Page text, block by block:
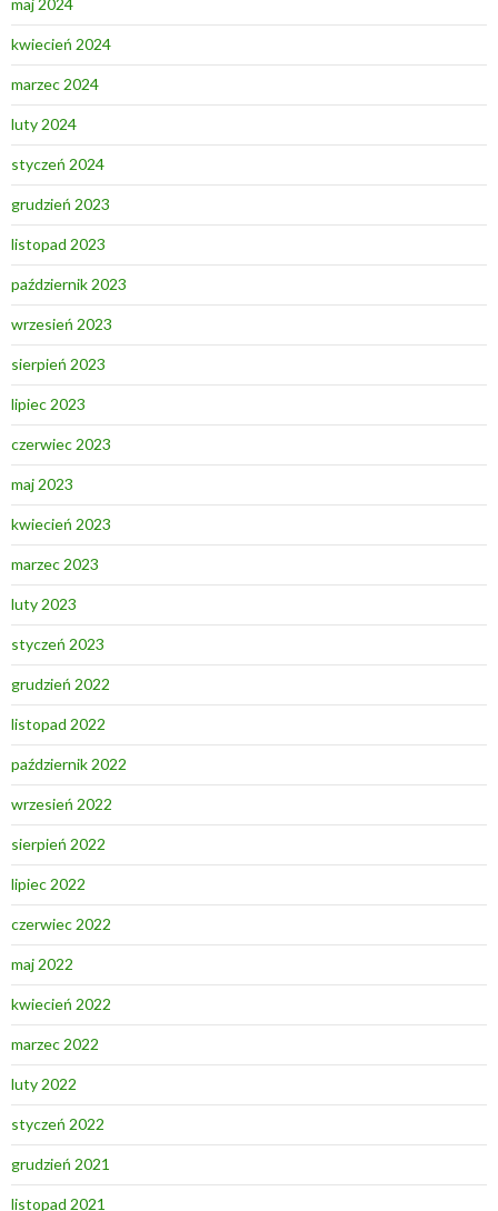
maj 2024
kwiecień 2024
marzec 2024
luty 2024
styczeń 2024
grudzień 2023
listopad 2023
październik 2023
wrzesień 2023
sierpień 2023
lipiec 2023
czerwiec 2023
maj 2023
kwiecień 2023
marzec 2023
luty 2023
styczeń 2023
grudzień 2022
listopad 2022
październik 2022
wrzesień 2022
sierpień 2022
lipiec 2022
czerwiec 2022
maj 2022
kwiecień 2022
marzec 2022
luty 2022
styczeń 2022
grudzień 2021
listopad 2021